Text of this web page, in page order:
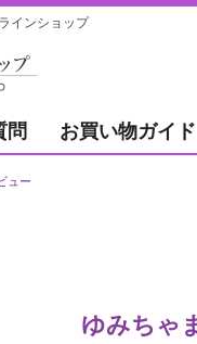
インショップ
問 お買い物ガイド
ュー
ゆみちゃ